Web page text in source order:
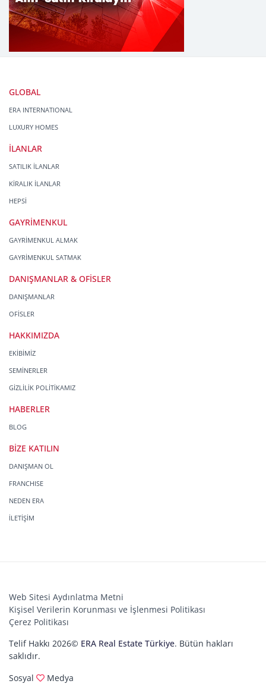
GLOBAL
ERA INTERNATIONAL
LUXURY HOMES
İLANLAR
SATILIK İLANLAR
KİRALIK İLANLAR
HEPSİ
GAYRİMENKUL
GAYRİMENKUL ALMAK
GAYRİMENKUL SATMAK
DANIŞMANLAR & OFİSLER
DANIŞMANLAR
OFİSLER
HAKKIMIZDA
EKİBİMİZ
SEMİNERLER
GİZLİLİK POLİTİKAMIZ
HABERLER
BLOG
BİZE KATILIN
DANIŞMAN OL
FRANCHISE
NEDEN ERA
İLETİŞİM
Web Sitesi Aydınlatma Metni
Kişisel Verilerin Korunması ve İşlenmesi Politikası
Çerez Politikası
Telif Hakkı 2026© ERA Real Estate Türkiye. Bütün hakları
saklıdır.
Sosyal
Medya